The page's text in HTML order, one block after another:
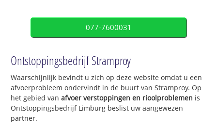
077-7600031
Ontstoppingsbedrijf Stramproy
Waarschijnlijk bevindt u zich op deze website omdat u een
afvoerprobleem ondervindt in de buurt van Stramproy. Op
het gebied vanafvoer verstoppingen en rioolproblemen is
Ontstoppingsbedrijf Limburg beslist uw aangewezen
partner.